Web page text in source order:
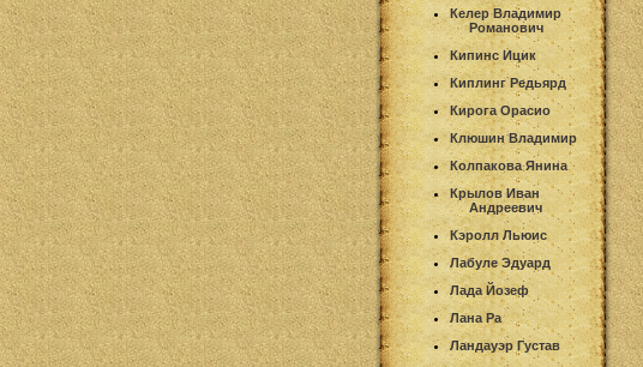
Келер Владимир
Романович
Кипинс Ицик
Киплинг Редьярд
Кирога Орасио
Клюшин Владимир
Колпакова Янина
Крылов Иван
Андреевич
Кэролл Льюис
Лабуле Эдуард
Лада Йозеф
Лана Ра
Ландауэр Густав